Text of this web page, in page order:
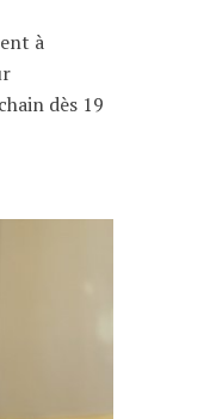
à
dès 19